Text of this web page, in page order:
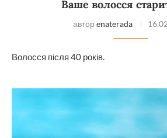
Ваше волосся
автор enaterada
Волосся після 40 років.